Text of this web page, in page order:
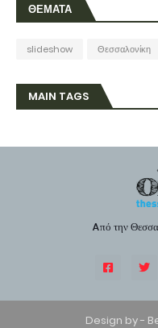
ΘΕΜΑΤΑ
slideshow Θεσσαλονίκη
MAIN TAGS
Aπό την
Design by -